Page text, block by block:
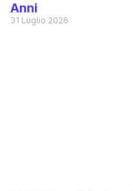
Anni
31 Luglio 2026